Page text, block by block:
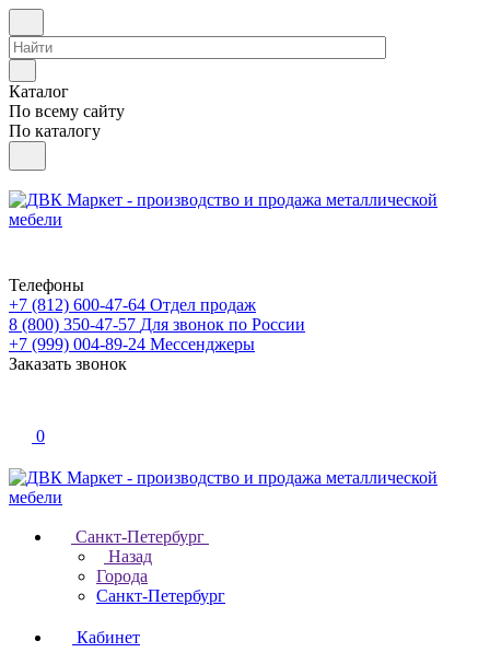
Каталог
По всему сайту
По каталогу
Телефоны
+7 (812) 600-47-64 Отдел продаж
8 (800) 350-47-57 Для звонок по России
+7 (999) 004-89-24 Мессенджеры
Заказать звонок
0
Санкт-Петербург
Назад
Города
Санкт-Петербург
Кабинет